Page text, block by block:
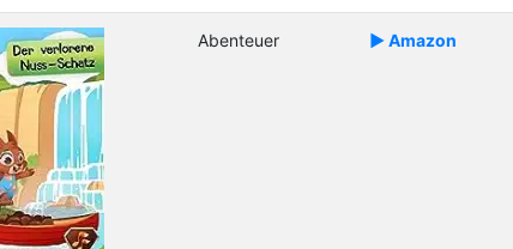
Abenteuer ► Amazon